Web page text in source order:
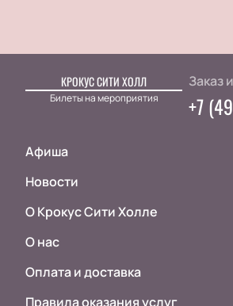
КРОКУС СИТИ ХОЛЛ
Билеты на мероприятия
Афиша
Новости
О Крокус Сити Холле
О нас
Оплата и доставка
Правила оказания услуг
Заказ
+7